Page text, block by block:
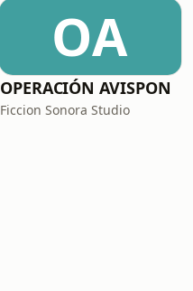
OA
OPERACIÓN AVISPON
Ficcion Sonora Studio